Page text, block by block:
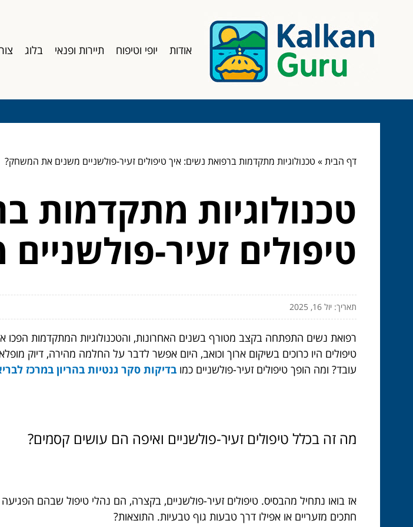
אודות יופי וטיפוח תיירות ופנאי בלוג
דף הבית» טכנולוגיות מתקדמות ברפואת נשים: איך טיפולים זעיר-פולשניים משנים את המשחק?
טכנולוגיות מתקדמות
טיפולים זעיר-
תאריך: יול 16, 2025
רפואת נשים התפתחה בקצב מטורף בשנים האחרונות, והטכנולוגיות המתקדמות הפכו
טיפולים היו כרוכים בשיקום ארוך וכואב, היום אפשר לדבר על החלמה מהירה, דיוק
עובד? ומה הופך טיפולים זעיר-פולשניים כמו בדיקות סקר גנטיות בהריון במרכז
מה זה בכלל טיפולים זעיר-פולשניים ואיפה הם עושים קסמים?
אז בואו נתחיל מהבסיס. טיפולים זעיר-פולשניים, בקצרה, הם נהלי טיפול שבהם
חתכים מזעריים או אפילו דרך טבעות גוף טבעיות. התוצאות?